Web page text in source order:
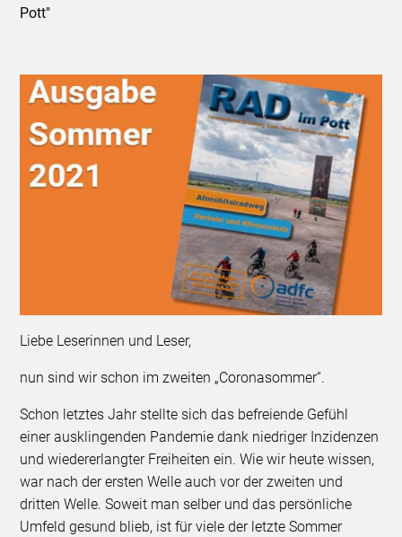
Pott"
Liebe Leserinnen und Leser,
nun sind wir schon im zweiten „Coronasommer“.
Schon letztes Jahr stellte sich das befreiende Gefühl
einer ausklingenden Pandemie dank niedriger Inzidenzen
und wiedererlangter Freiheiten ein. Wie wir heute wissen,
war nach der ersten Welle auch vor der zweiten und
dritten Welle. Soweit man selber und das persönliche
Umfeld gesund blieb, ist für viele der letzte Sommer